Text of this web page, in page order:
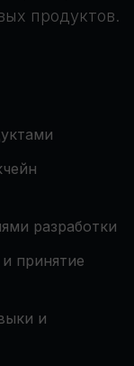
продуктов.
разработки
принятие
и